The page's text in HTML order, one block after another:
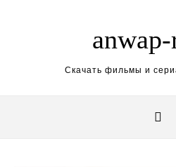
Скачать фильмы и